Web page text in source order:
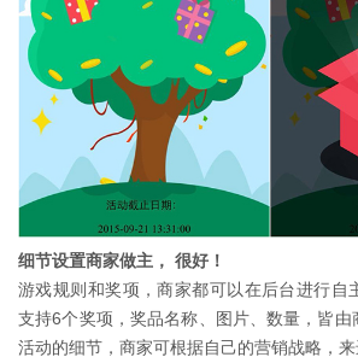
细节设置商家做主， 很好！
游戏规则和奖项，商家都可以在后台进行自
支持6个奖项，奖品名称、图片、数量，皆
活动的细节，商家可根据自己的营销战略，来